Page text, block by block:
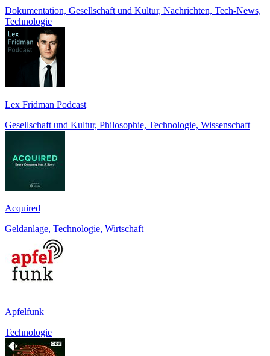
Dokumentation, Gesellschaft und Kultur, Nachrichten, Tech-News,
Technologie
Lex Fridman Podcast
Gesellschaft und Kultur, Philosophie, Technologie, Wissenschaft
Acquired
Geldanlage, Technologie, Wirtschaft
Apfelfunk
Technologie